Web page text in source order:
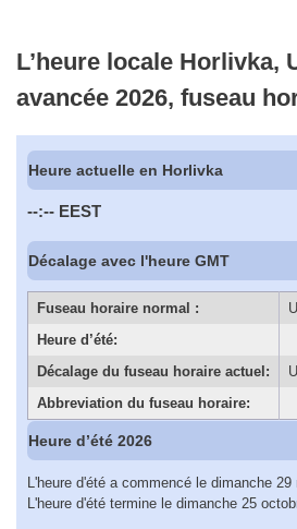
L’heure locale Horlivka,
avancée 2026, fuseau
Heure actuelle en Horlivka
--:-- EEST
Décalage avec l'heure GMT
Fuseau horaire normal :
Heure d’été:
Décalage du fuseau horaire actuel:
Abbreviation du fuseau horaire:
Heure d’été 2026
L'heure d'été a commencé le dimanche
L'heure d'été termine le dimanche 25